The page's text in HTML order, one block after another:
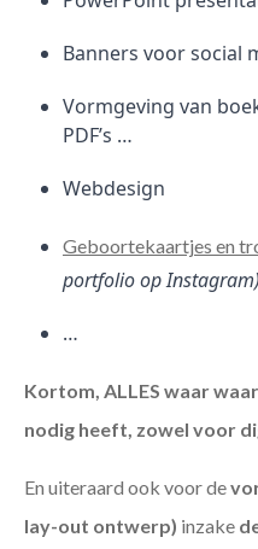
Banners voor social
Vormgeving van
PDF’s …
Webdesign
Geboortekaartjes en
portfolio op Instagram)
…
Kortom, ALLES waar
nodig heeft, zowel voor
En uiteraard ook voor de
lay-out ontwerp) inzake